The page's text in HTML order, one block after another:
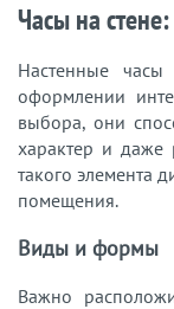
Часы на
Настенные
оформлении
выбора, они
характер и даже
такого элемента
помещения.
Виды и формы
Важно